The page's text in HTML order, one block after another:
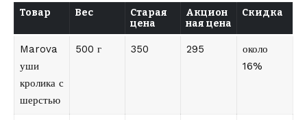
Товар Вес
Старая
цена
Акцион
ная цена
Скидка
Marova
уши
кролика с
шерстью
500 г 350 295
около
16%